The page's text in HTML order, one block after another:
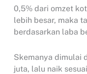
0,5% dari omzet
lebih besar, maka
berdasarkan laba
Skemanya dimulai
juta, lalu naik